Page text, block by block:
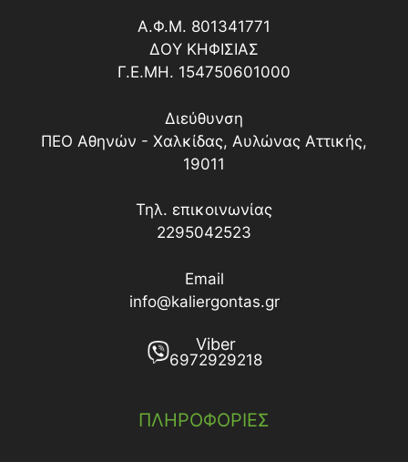
Α.Φ.Μ. 801341771
ΔΟY ΚΗΦΙΣΙΑΣ
Γ.Ε.ΜΗ. 154750601000
Διεύθυνση
ΠΕΟ Αθηνών - Χαλκίδας, Αυλώνας Αττικής,
19011
Τηλ. επικοινωνίας
2295042523
Email
info@kaliergontas.gr
Viber
6972929218
ΠΛΗΡΟΦΟΡΙΕΣ